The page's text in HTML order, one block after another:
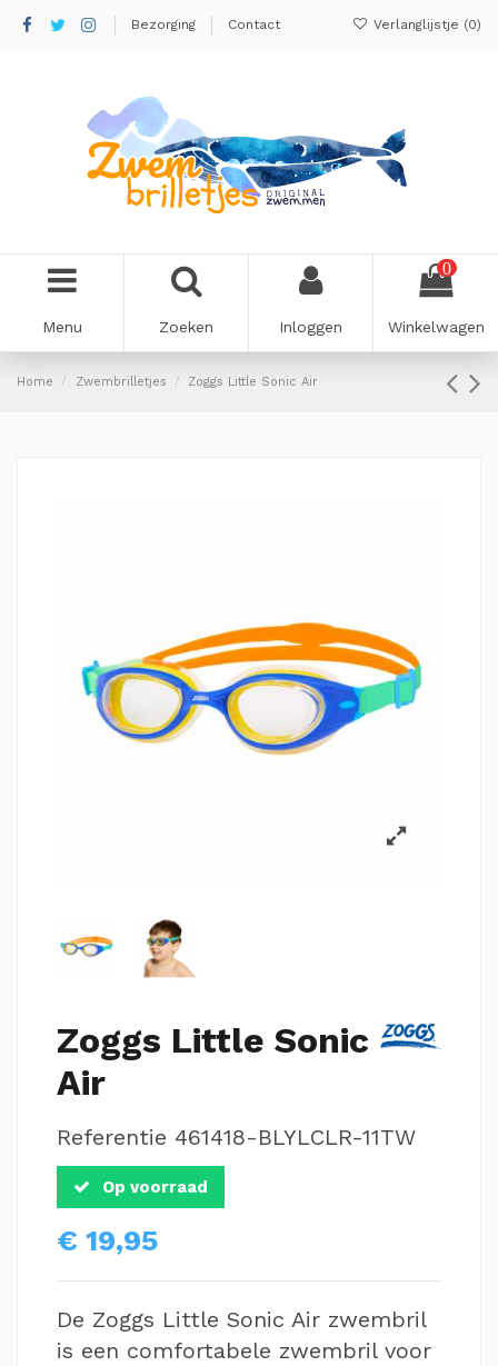
Bezorging Contact Verlanglijstje (0)
Menu Zoeken Inloggen
0
Winkelwagen
Home Zwembrilletjes Zoggs Little Sonic Air
Zoggs Little Sonic
Air
Referentie 461418-BLYLCLR-11TW
Op voorraad
€ 19,95
De Zoggs Little Sonic Air zwembril
is een comfortabele zwembril voor